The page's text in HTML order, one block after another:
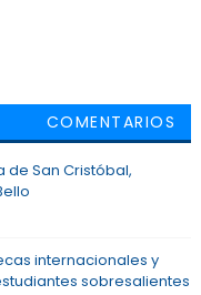
COMENTARIOS
San Cristóbal,
internacionales y
sobresalientes